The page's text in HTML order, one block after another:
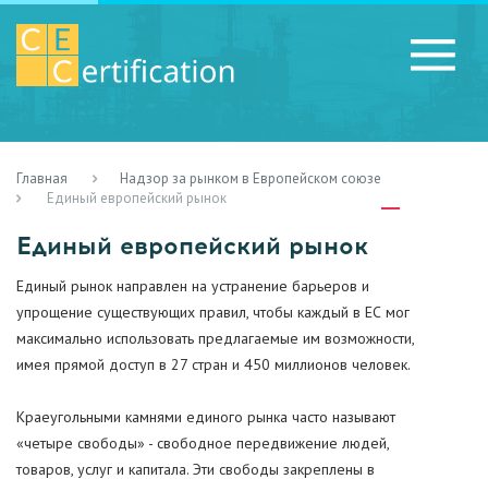
Главная
Надзор за рынком в Европейском союзе
Единый европейский рынок
Единый европейский рынок
Единый рынок направлен на устранение барьеров и
упрощение существующих правил, чтобы каждый в ЕС мог
максимально использовать предлагаемые им возможности,
имея прямой доступ в 27 стран и 450 миллионов человек.
Краеугольными камнями единого рынка часто называют
«четыре свободы» - свободное передвижение людей,
товаров, услуг и капитала. Эти свободы закреплены в